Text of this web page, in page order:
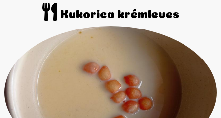
Kukorica krémleves